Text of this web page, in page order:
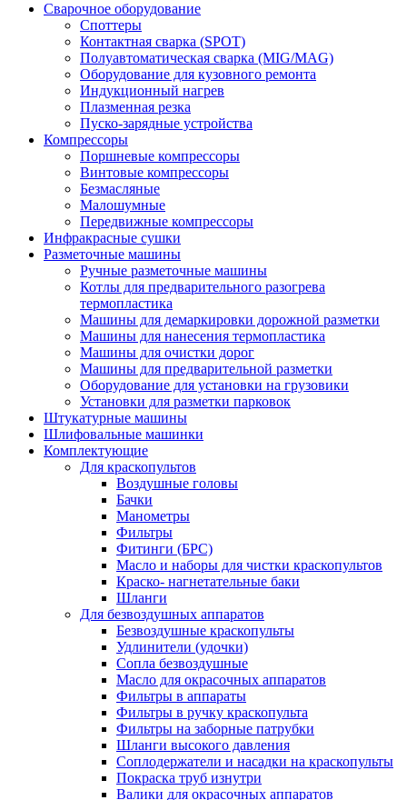
Сварочное оборудование
Споттеры
Контактная сварка (SPOT)
Полуавтоматическая сварка (MIG/MAG)
Оборудование для кузовного ремонта
Индукционный нагрев
Плазменная резка
Пуско-зарядные устройства
Компрессоры
Поршневые компрессоры
Винтовые компрессоры
Безмасляные
Малошумные
Передвижные компрессоры
Инфракрасные сушки
Разметочные машины
Ручные разметочные машины
Котлы для предварительного разогрева
термопластика
Машины для демаркировки дорожной разметки
Машины для нанесения термопластика
Машины для очистки дорог
Машины для предварительной разметки
Оборудование для установки на грузовики
Установки для разметки парковок
Штукатурные машины
Шлифовальные машинки
Комплектующие
Для краскопультов
Воздушные головы
Бачки
Манометры
Фильтры
Фитинги (БРС)
Масло и наборы для чистки краскопультов
Краско- нагнетательные баки
Шланги
Для безвоздушных аппаратов
Безвоздушные краскопульты
Удлинители (удочки)
Сопла безвоздушные
Масло для окрасочных аппаратов
Фильтры в аппараты
Фильтры в ручку краскопульта
Фильтры на заборные патрубки
Шланги высокого давления
Соплодержатели и насадки на краскопульты
Покраска труб изнутри
Валики для окрасочных аппаратов